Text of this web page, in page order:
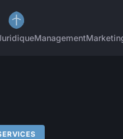
Management